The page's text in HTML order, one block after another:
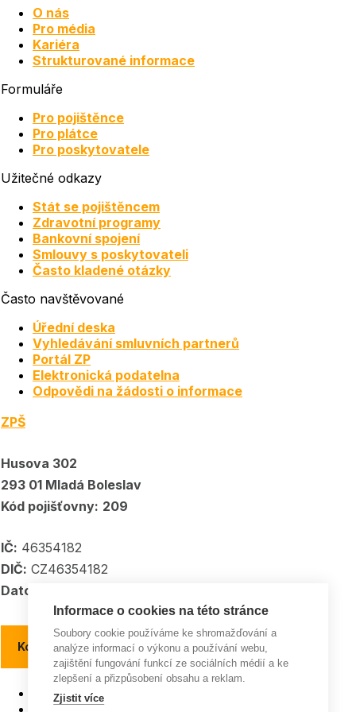
O nás
Pro média
Kariéra
Strukturované informace
Formuláře
Pro pojištěnce
Pro plátce
Pro poskytovatele
Užitečné odkazy
Stát se pojištěncem
Zdravotní programy
Bankovní spojení
Smlouvy s poskytovateli
Často kladené otázky
Často navštěvované
Úřední deska
Vyhledávání smluvních partnerů
Portál ZP
Elektronická podatelna
Odpovědi na žádosti o informace
ZPŠ
Husova 302
293 01 Mladá Boleslav
Kód pojišťovny: 209
IČ: 46354182
DIČ: CZ46354182
Datové schránka:
Kontakty a kontaktní místa
Pojišťovna roku
ISO 9001
Informace o cookies na této stránce
Soubory cookie používáme ke shromažďování a
analýze informací o výkonu a používání webu,
zajištění fungování funkcí ze sociálních médií a ke
zlepšení a přizpůsobení obsahu a reklam.
Zjistit více